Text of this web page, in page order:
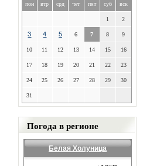
пон втр срд чет пят суб вск
1 2
3 4 5 6 7 8 9
10 11 12 13 14 15 16
17 18 19 20 21 22 23
24 25 26 27 28 29 30
31
Погода в регионе
Белая Холуница